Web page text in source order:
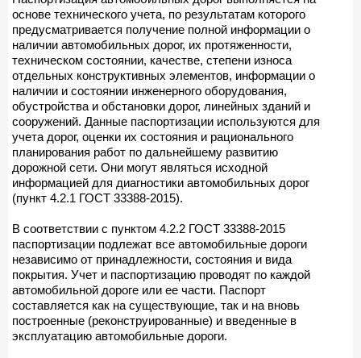
основе технического учета, по результатам которого
предусматривается получение полной информации о
наличии автомобильных дорог, их протяженности,
техническом состоянии, качестве, степени износа
отдельных конструктивных элементов, информации о
наличии и состоянии инженерного оборудования,
обустройства и обстановки дорог, линейных зданий и
сооружений. Данные паспортизации используются для
учета дорог, оценки их состояния и рационального
планирования работ по дальнейшему развитию
дорожной сети. Они могут являться исходной
информацией для диагностики автомобильных дорог
(пункт 4.2.1 ГОСТ 33388-2015).
В соответствии с пунктом 4.2.2 ГОСТ 33388-2015
паспортизации подлежат все автомобильные дороги
независимо от принадлежности, состояния и вида
покрытия. Учет и паспортизацию проводят по каждой
автомобильной дороге или ее части. Паспорт
составляется как на существующие, так и на вновь
построенные (реконструированные) и введенные в
эксплуатацию автомобильные дороги.